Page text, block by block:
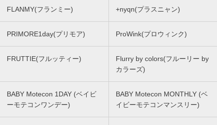
FLANMY(フランミー) +nyqn(プラスニャン)
PRIMORE1day(プリモア) ProWink(プロウィンク)
FRUTTIE(フルッティー)
Flurry by colors(フルーリー by
カラーズ)
BABY Motecon 1DAY (ベイビ
ーモテコンワンデー)
BABY Motecon MONTHLY (ベ
イビーモテコンマンスリー)